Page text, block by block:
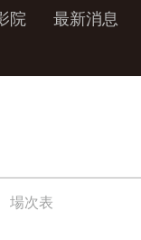
院
最新消息
場次表